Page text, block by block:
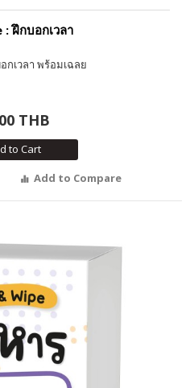
ฝึกบอกเวลา
กเวลา พร้อมเฉลย
THB
to Cart
Add to Compare